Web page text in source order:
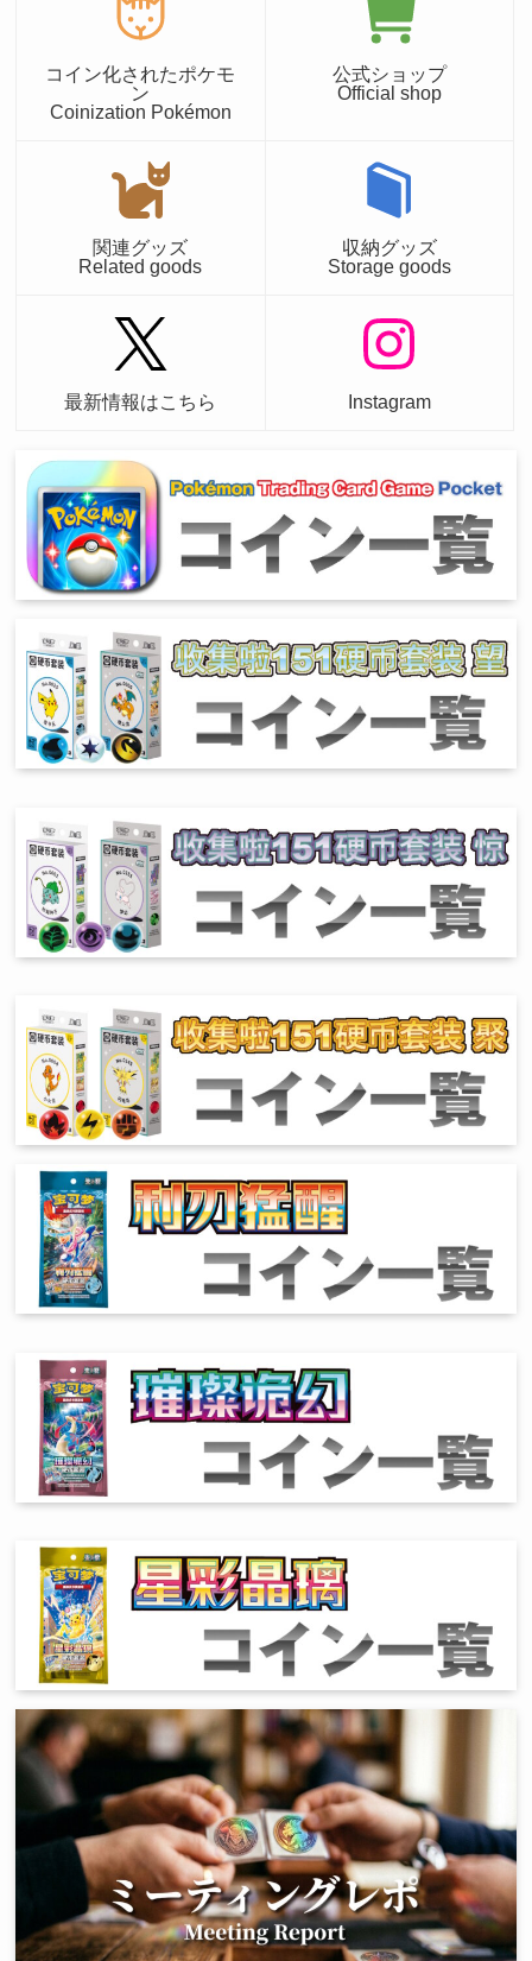
コイン化されたポケモ
ン
Coinization Pokémon
公式ショップ
Official shop
関連グッズ
Related goods
収納グッズ
Storage goods
最新情報はこちら Instagram